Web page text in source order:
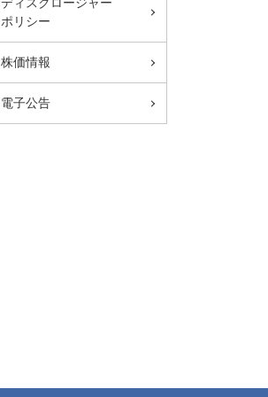
ポリシー
株価情報
電子公告